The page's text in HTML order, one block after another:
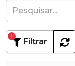
Filtrar
1